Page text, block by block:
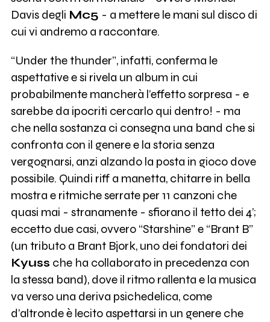
Davis degli Mc5 - a mettere le mani sul disco di
cui vi andremo a raccontare.
“Under the thunder”, infatti, conferma le
aspettative e si rivela un album in cui
probabilmente mancherà l’effetto sorpresa - e
sarebbe da ipocriti cercarlo qui dentro! - ma
che nella sostanza ci consegna una band che si
confronta con il genere e la storia senza
vergognarsi, anzi alzando la posta in gioco dove
possibile. Quindi riff a manetta, chitarre in bella
mostra e ritmiche serrate per 11 canzoni che
quasi mai - stranamente - sfiorano il tetto dei 4’;
eccetto due casi, ovvero “Starshine” e “Brant B”
(un tributo a Brant Bjork, uno dei fondatori dei
Kyuss che ha collaborato in precedenza con
la stessa band), dove il ritmo rallenta e la musica
va verso una deriva psichedelica, come
d’altronde è lecito aspettarsi in un genere che